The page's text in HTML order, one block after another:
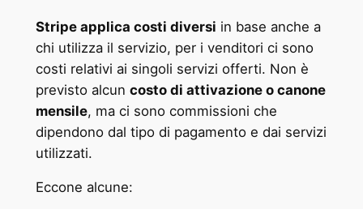
Stripe applica costi diversi in base anche a
chi utilizza il servizio, per i venditori ci sono
costi relativi ai singoli servizi offerti. Non è
previsto alcun costo di attivazione o canone
mensile, ma ci sono commissioni che
dipendono dal tipo di pagamento e dai servizi
utilizzati.
Eccone alcune: